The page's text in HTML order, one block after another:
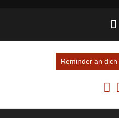
Reminder an